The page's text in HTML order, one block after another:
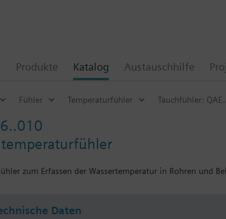
Produkte Katalog Austauschhilfe
Fühler Temperaturfühler Tauchfühler: QAE..
zum Erfassen der Wassertemperatur in Rohren und
Daten